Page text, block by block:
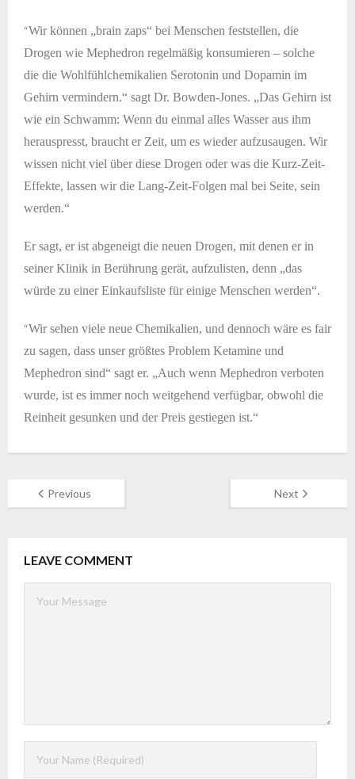
“Wir können „brain zaps“ bei Menschen feststellen, die
Drogen wie Mephedron regelmäßig konsumieren – solche
die die Wohlfühlchemikalien Serotonin und Dopamin im
Gehirn vermindern.“ sagt Dr. Bowden-Jones. „Das Gehirn ist
wie ein Schwamm: Wenn du einmal alles Wasser aus ihm
herauspresst, braucht er Zeit, um es wieder aufzusaugen. Wir
wissen nicht viel über diese Drogen oder was die Kurz-Zeit-
Effekte, lassen wir die Lang-Zeit-Folgen mal bei Seite, sein
werden.“
Er sagt, er ist abgeneigt die neuen Drogen, mit denen er in
seiner Klinik in Berührung gerät, aufzulisten, denn „das
würde zu einer Einkaufsliste für einige Menschen werden“.
“Wir sehen viele neue Chemikalien, und dennoch wäre es fair
zu sagen, dass unser größtes Problem Ketamine und
Mephedron sind“ sagt er. „Auch wenn Mephedron verboten
wurde, ist es immer noch weitgehend verfügbar, obwohl die
Reinheit gesunken und der Preis gestiegen ist.“
Previous Next
LEAVE COMMENT